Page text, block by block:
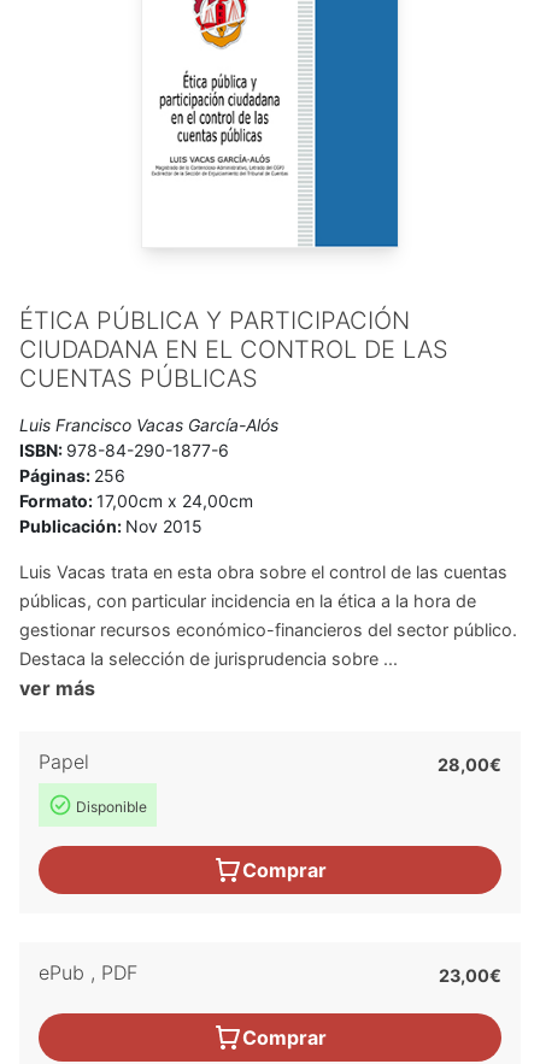
ÉTICA PÚBLICA Y PARTICIPACIÓN
CIUDADANA EN EL CONTROL DE LAS
CUENTAS PÚBLICAS
Luis Francisco Vacas García-Alós
ISBN: 978-84-290-1877-6
Páginas: 256
Formato:17,00cm x 24,00cm
Publicación: Nov 2015
Luis Vacas trata en esta obra sobre el control de las cuentas
públicas, con particular incidencia en la ética a la hora de
gestionar recursos económico-financieros del sector público.
Destaca la selección de jurisprudencia sobre ...
ver más
Papel
Disponible
28,00€
Comprar
ePub , PDF 23,00€
Comprar